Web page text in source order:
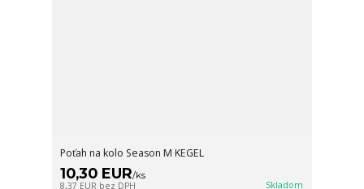
Poťah na kolo Season M KEGEL
10,30 EUR/ks
8,37 EUR bez DPH Skladom